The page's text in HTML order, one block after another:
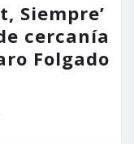
Siempre’
cercanía
Folgado